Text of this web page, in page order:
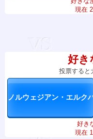
現在
好き
投票すると
好き
現在